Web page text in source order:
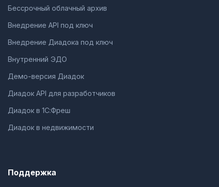
Бессрочный облачный архив
Внедрение API под ключ
Внедрение Диадока под ключ
Внутренний ЭДО
Демо-версия Диадок
Диадок API для разработчиков
Диадок в 1С:Фреш
Диадок в недвижимости
Поддержка